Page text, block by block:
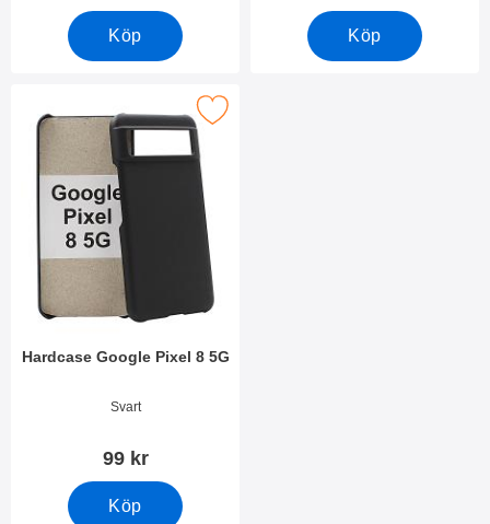
Köp Köp
Hardcase Google Pixel 8 5G
Art. nr 49432Svart
99 kr
Köp
Makera hardcase Google Pixel 8 5G som favorit